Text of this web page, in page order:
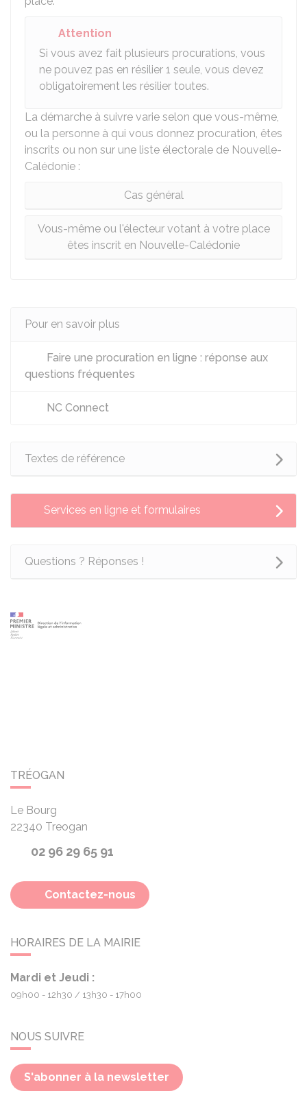
Attention
Si vous avez fait plusieurs procurations, vous
ne pouvez pas en résilier 1 seule, vous devez
obligatoirement les résilier toutes.
La démarche à suivre varie selon que vous-même,
ou la personne à qui vous donnez procuration, êtes
inscrits ou non sur une liste électorale de Nouvelle-
Calédonie :
Cas général
Vous-même ou l'électeur votant à votre place
êtes inscrit en Nouvelle-Calédonie
Pour en savoir plus
Faire une procuration en ligne : réponse aux
questions fréquentes
NC Connect
Textes de référence
Services en ligne et formulaires
Questions ? Réponses !
TRÉOGAN
Le Bourg
22340 Treogan
02 96 29 65 91
Contactez-nous
HORAIRES DE LA MAIRIE
Mardi et Jeudi :
09h00 - 12h30 13h30 - 17h00
NOUS SUIVRE
S'abonner à la newsletter